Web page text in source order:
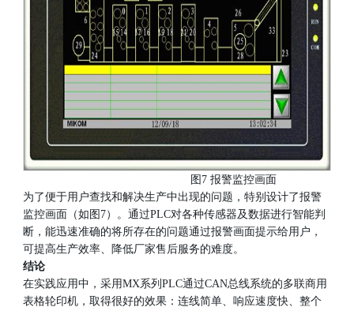
图7 报警监控画面
为了便于用户查找和解决生产中出现的问题，特别设计了报警
监控画面（如图7）。通过PLC对各种传感器及数据进行智能判
断，能迅速准确的将所存在的问题通过报警画面提示给用户，
可提高生产效率、降低厂家售后服务的难度。
结论
在实践应用中，采用MX系列PLC通过CAN总线系统的多联商用
表格轮印机，取得很好的效果：连线简单、响应速度快、整个